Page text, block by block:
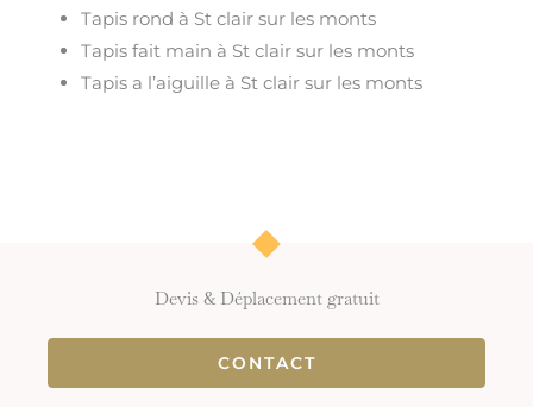
Tapis rond à St clair sur les monts
Tapis fait main à St clair sur les monts
Tapis a l’aiguille à St clair sur les monts
Devis & Déplacement gratuit
CONTACT